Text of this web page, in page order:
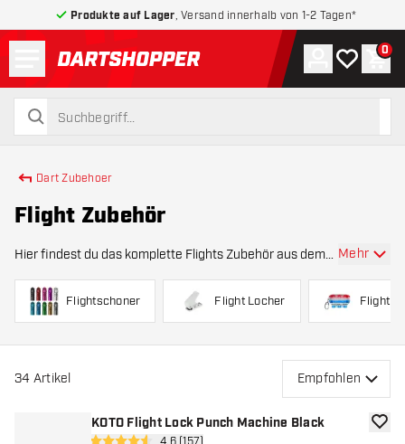
Produkte auf Lager , Versand innerhalb von 1-2 Tagen*
zurück zur Startseite
suchen
suchen
Konto
Meine 0
Dart Zubehoer
Flight Zubehör
Hier findest du das komplette Flights Zubehör aus dem
Beispiel verschiedene Ausführungen von Schaftringen,
Flight Protektoren, Slot Lock Ringen und F
Mehr
Flightschoner Flight Locher Flight
34 Artikel Empfohlen
KOTO Flight Lock Punch Machine Black
4.6 (157)
Zur